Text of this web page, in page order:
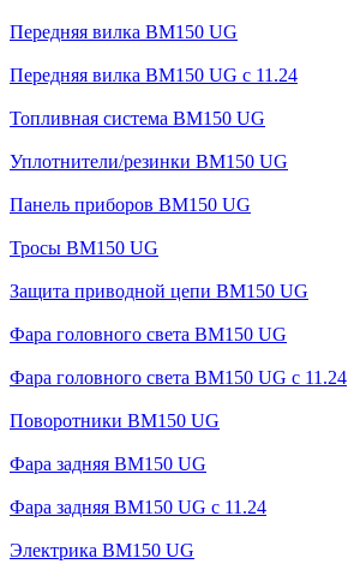
Передняя вилка BM150 UG
Передняя вилка BM150 UG с 11.24
Топливная система BM150 UG
Уплотнители/резинки BM150 UG
Панель приборов BM150 UG
Тросы BM150 UG
Защита приводной цепи BM150 UG
Фара головного света BM150 UG
Фара головного света BM150 UG c 11.24
Поворотники BM150 UG
Фара задняя BM150 UG
Фара задняя BM150 UG с 11.24
Электрика BM150 UG